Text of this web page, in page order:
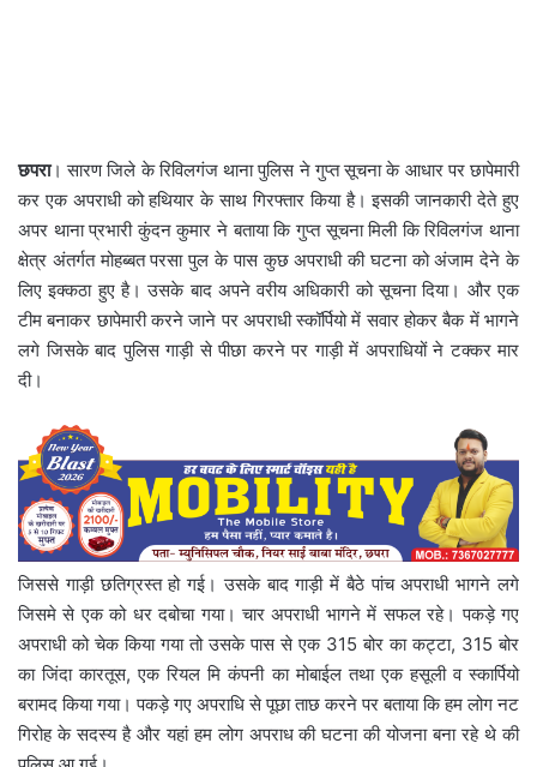
छपरा। सारण जिले के रिविलगंज थाना पुलिस ने गुप्त सूचना के आधार पर छापेमारी
कर एक अपराधी को हथियार के साथ गिरफ्तार किया है। इसकी जानकारी देते हुए
अपर थाना प्रभारी कुंदन कुमार ने बताया कि गुप्त सूचना मिली कि रिविलगंज थाना
क्षेत्र अंतर्गत मोहब्बत परसा पुल के पास कुछ अपराधी की घटना को अंजाम देने के
लिए इक्कठा हुए है। उसके बाद अपने वरीय अधिकारी को सूचना दिया। और एक
टीम बनाकर छापेमारी करने जाने पर अपराधी स्कॉर्पियो में सवार होकर बैक में भागने
लगे जिसके बाद पुलिस गाड़ी से पीछा करने पर गाड़ी में अपराधियों ने टक्कर मार
दी।
जिससे गाड़ी छतिग्रस्त हो गई। उसके बाद गाड़ी में बैठे पांच अपराधी भागने लगे
जिसमे से एक को धर दबोचा गया। चार अपराधी भागने में सफल रहे। पकड़े गए
अपराधी को चेक किया गया तो उसके पास से एक 315 बोर का कट्टा, 315 बोर
का जिंदा कारतूस, एक रियल मि कंपनी का मोबाईल तथा एक हसूली व स्कार्पियो
बरामद किया गया। पकड़े गए अपराधि से पूछा ताछ करने पर बताया कि हम लोग नट
गिरोह के सदस्य है और यहां हम लोग अपराध की घटना की योजना बना रहे थे की